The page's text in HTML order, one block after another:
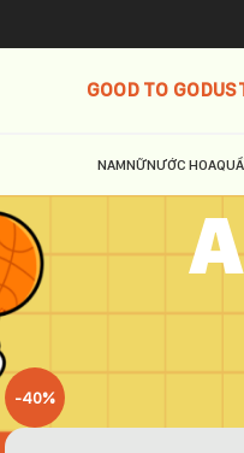
GOOD TO GO
NAMNỮNƯỚC HOA
Trang chủ Adidas
-40%